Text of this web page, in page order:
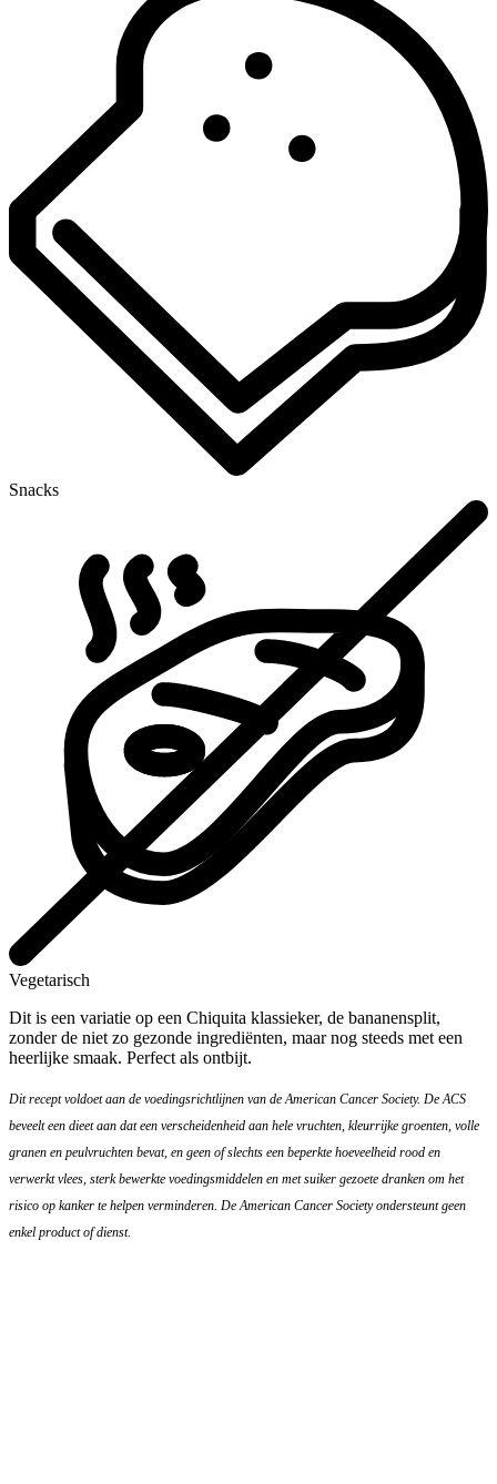
Snacks
Vegetarisch
Dit is een variatie op een Chiquita klassieker, de bananensplit,
zonder de niet zo gezonde ingrediënten, maar nog steeds met een
heerlijke smaak. Perfect als ontbijt.
Dit recept voldoet aan de voedingsrichtlijnen van de American Cancer Society. De ACS
beveelt een dieet aan dat een verscheidenheid aan hele vruchten, kleurrijke groenten, volle
granen en peulvruchten bevat, en geen of slechts een beperkte hoeveelheid rood en
verwerkt vlees, sterk bewerkte voedingsmiddelen en met suiker gezoete dranken om het
risico op kanker te helpen verminderen. De American Cancer Society ondersteunt geen
enkel product of dienst.